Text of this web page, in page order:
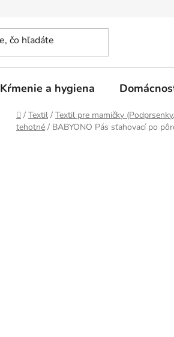
Kŕmenie a hygiena
Domov
/ Textil / Textil pre mamičky
tehotné / BABYONO Pás sťahovací po